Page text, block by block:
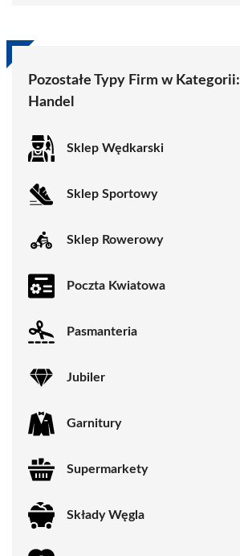
Pozostałe Typy Firm w Kategorii:
Handel
Sklep Wędkarski
Sklep Sportowy
Sklep Rowerowy
Poczta Kwiatowa
Pasmanteria
Jubiler
Garnitury
Supermarkety
Składy Węgla